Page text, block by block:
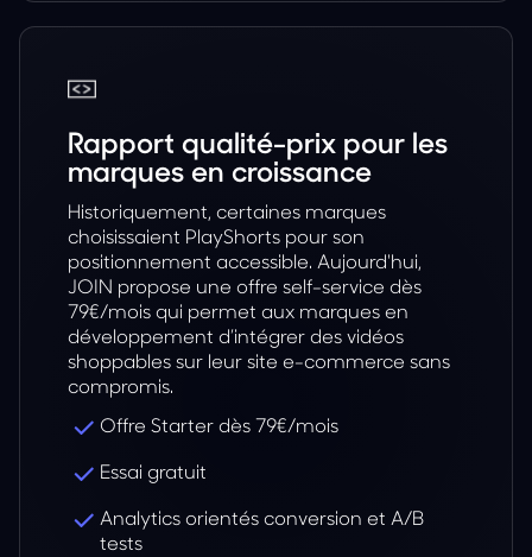
Rapport qualité-prix pour les
marques en croissance
Historiquement, certaines marques
choisissaient PlayShorts pour son
positionnement accessible. Aujourd'hui,
JOIN propose une offre self-service dès
79€/mois qui permet aux marques en
développement d’intégrer des vidéos
shoppables sur leur site e-commerce sans
compromis.
Offre Starter dès 79€/mois
Essai gratuit
Analytics orientés conversion et A/B
tests